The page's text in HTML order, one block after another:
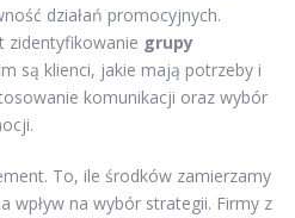
działań promocyjnych.
zidentyfikowanie grupy
są klienci, jakie mają potrzeby i
komunikacji oraz wybór
To, ile środków zamierzamy
wpływ na wybór strategii. Firmy z